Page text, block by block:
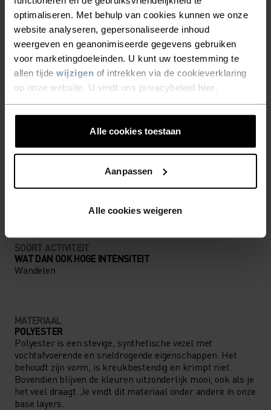
optimaliseren. Met behulp van cookies kunnen we onze
website analyseren, gepersonaliseerde inhoud
weergeven en geanonimiseerde gegevens gebruiken
voor marketingdoeleinden. U kunt uw toestemming te
allen tijde wijzigen of intrekken via de cookieverklaring
op onze website. U vindt ons privacybeleid hier
Alle cookies toestaan
Aanpassen
Alle cookies weigeren
DETAILS MAKEN HET
VERSCHIL
Accessoires waarmee je alles uit jouw avontuur
haalt.
SOORT ACTIVITEIT
WAT DAN OOK HOGE INTENSITEIT
Wandelen
MATERIAAL
POLYESTER
Polyester is een stevige, synthetische vezel met
vochtafvoerende en sneldrogende eigenschappen. Het
behoudt zijn vorm, is kreukbestendig en krimpt niet.
Bovendien blijven de kleuren uitzonderlijk mooi, ook als je
het veel draagt. Je vindt dit materiaal onder andere in onze
base layers.